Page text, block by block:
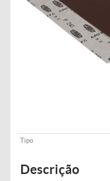
Tipo
Descrição